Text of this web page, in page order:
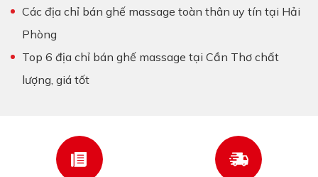
Các địa chỉ bán ghế massage toàn thân uy tín tại Hải
Phòng
Top 6 địa chỉ bán ghế massage tại Cần Thơ chất
lượng, giá tốt